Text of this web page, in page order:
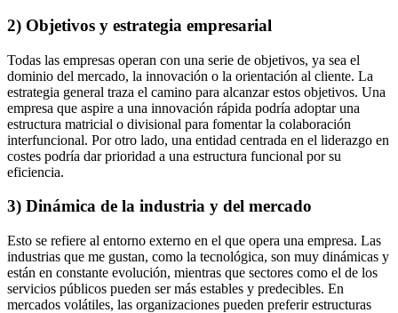
2) Objetivos y estrategia empresarial
Todas las empresas operan con una serie de objetivos, ya sea el
dominio del mercado, la innovación o la orientación al cliente. La
estrategia general traza el camino para alcanzar estos objetivos. Una
empresa que aspire a una innovación rápida podría adoptar una
estructura matricial o divisional para fomentar la colaboración
interfuncional. Por otro lado, una entidad centrada en el liderazgo en
costes podría dar prioridad a una estructura funcional por su
eficiencia.
3) Dinámica de la industria y del mercado
Esto se refiere al entorno externo en el que opera una empresa. Las
industrias que me gustan, como la tecnológica, son muy dinámicas y
están en constante evolución, mientras que sectores como el de los
servicios públicos pueden ser más estables y predecibles. En
mercados volátiles, las organizaciones pueden preferir estructuras